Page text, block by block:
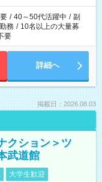
/ 40～50代活躍中 / 副
務 / 10名以上の大量募
要
詳細へ
掲載日：2026.08.03
クション＞ツ
武道館
大学生歓迎